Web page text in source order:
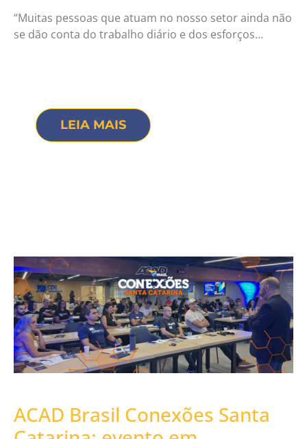
“Muitas pessoas que atuam no nosso setor ainda não
se dão conta do trabalho diário e dos esforços…
LEIA MAIS
ACAD Brasil Conexões Santa